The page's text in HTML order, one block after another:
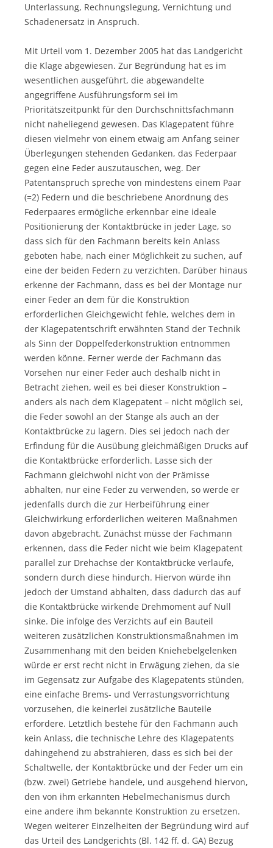
Unterlassung, Rechnungslegung, Vernichtung und
Schadenersatz in Anspruch.
Mit Urteil vom 1. Dezember 2005 hat das Landgericht
die Klage abgewiesen. Zur Begründung hat es im
wesentlichen ausgeführt, die abgewandelte
angegriffene Ausführungsform sei im
Prioritätszeitpunkt für den Durchschnittsfachmann
nicht naheliegend gewesen. Das Klagepatent führe
diesen vielmehr von einem etwaig am Anfang seiner
Überlegungen stehenden Gedanken, das Federpaar
gegen eine Feder auszutauschen, weg. Der
Patentanspruch spreche von mindestens einem Paar
(=2) Federn und die beschriebene Anordnung des
Federpaares ermögliche erkennbar eine ideale
Positionierung der Kontaktbrücke in jeder Lage, so
dass sich für den Fachmann bereits kein Anlass
geboten habe, nach einer Möglichkeit zu suchen, auf
eine der beiden Federn zu verzichten. Darüber hinaus
erkenne der Fachmann, dass es bei der Montage nur
einer Feder an dem für die Konstruktion
erforderlichen Gleichgewicht fehle, welches dem in
der Klagepatentschrift erwähnten Stand der Technik
als Sinn der Doppelfederkonstruktion entnommen
werden könne. Ferner werde der Fachmann das
Vorsehen nur einer Feder auch deshalb nicht in
Betracht ziehen, weil es bei dieser Konstruktion –
anders als nach dem Klagepatent – nicht möglich sei,
die Feder sowohl an der Stange als auch an der
Kontaktbrücke zu lagern. Dies sei jedoch nach der
Erfindung für die Ausübung gleichmäßigen Drucks auf
die Kontaktbrücke erforderlich. Lasse sich der
Fachmann gleichwohl nicht von der Prämisse
abhalten, nur eine Feder zu verwenden, so werde er
jedenfalls durch die zur Herbeiführung einer
Gleichwirkung erforderlichen weiteren Maßnahmen
davon abgebracht. Zunächst müsse der Fachmann
erkennen, dass die Feder nicht wie beim Klagepatent
parallel zur Drehachse der Kontaktbrücke verlaufe,
sondern durch diese hindurch. Hiervon würde ihn
jedoch der Umstand abhalten, dass dadurch das auf
die Kontaktbrücke wirkende Drehmoment auf Null
sinke. Die infolge des Verzichts auf ein Bauteil
weiteren zusätzlichen Konstruktionsmaßnahmen im
Zusammenhang mit den beiden Kniehebelgelenken
würde er erst recht nicht in Erwägung ziehen, da sie
im Gegensatz zur Aufgabe des Klagepatents stünden,
eine einfache Brems- und Verrastungsvorrichtung
vorzusehen, die keinerlei zusätzliche Bauteile
erfordere. Letztlich bestehe für den Fachmann auch
kein Anlass, die technische Lehre des Klagepatents
dahingehend zu abstrahieren, dass es sich bei der
Schaltwelle, der Kontaktbrücke und der Feder um ein
(bzw. zwei) Getriebe handele, und ausgehend hiervon,
den von ihm erkannten Hebelmechanismus durch
eine andere ihm bekannte Konstruktion zu ersetzen.
Wegen weiterer Einzelheiten der Begründung wird auf
das Urteil des Landgerichts (Bl. 142 ff. d. GA) Bezug